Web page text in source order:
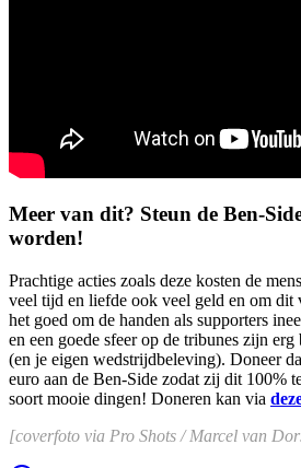
Meer van dit? Steun de Ben-
worden!
Prachtige acties zoals deze kosten de
veel tijd en liefde ook veel geld en om dit
het goed om de handen als supporters
en een goede sfeer op de tribunes zijn
(en je eigen wedstrijdbeleving). Doneer
euro aan de Ben-Side zodat zij dit 100%
soort mooie dingen! Doneren kan via
[coverfoto via Pro Shots / Marcel van